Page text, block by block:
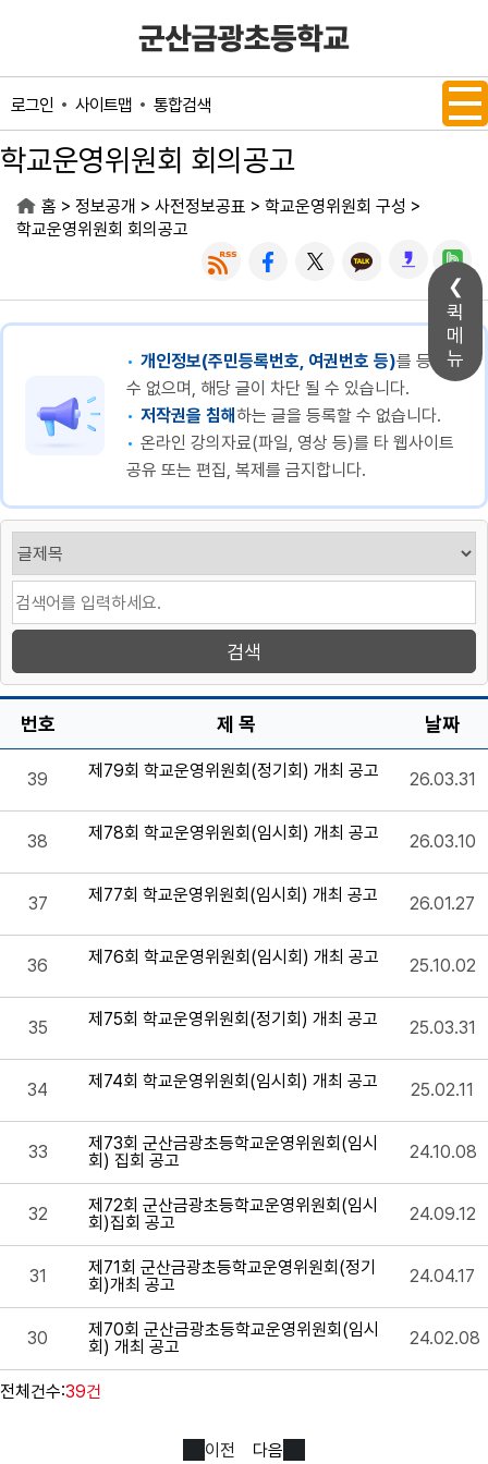
퀵
메
뉴
로그인 사이트맵 통합검색
학교운영위원회 회의공고
홈 > 정보공개 > 사전정보공표 > 학교운영위원회 구성 >
학교운영위원회 회의공고
개인정보(주민등록번호, 여권번호 등)를 등록할
수 없으며, 해당 글이 차단 될 수 있습니다.
저작권을 침해하는 글을 등록할 수 없습니다.
온라인 강의자료(파일, 영상 등)를 타 웹사이트
공유 또는 편집, 복제를 금지합니다.
번호 제 목 날짜
39 제79회 학교운영위원회(정기회) 개최 공고 26.03.31
38 제78회 학교운영위원회(임시회) 개최 공고 26.03.10
37 제77회 학교운영위원회(임시회) 개최 공고 26.01.27
36 제76회 학교운영위원회(임시회) 개최 공고 25.10.02
35 제75회 학교운영위원회(정기회) 개최 공고 25.03.31
34 제74회 학교운영위원회(임시회) 개최 공고 25.02.11
33
제73회 군산금광초등학교운영위원회(임시
회) 집회 공고
24.10.08
32
제72회 군산금광초등학교운영위원회(임시
회)집회 공고
24.09.12
31
제71회 군산금광초등학교운영위원회(정기
회)개최 공고
24.04.17
30
제70회 군산금광초등학교운영위원회(임시
회) 개최 공고
24.02.08
전체건수:39건
이전 다음